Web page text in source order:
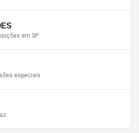
em SP
especiais